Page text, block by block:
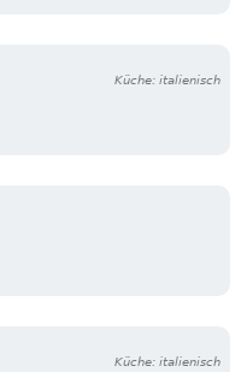
Küche: italienisch
Küche: italienisch